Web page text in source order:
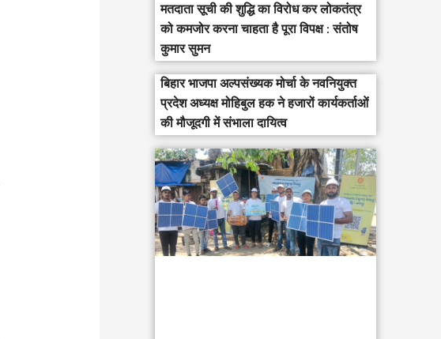
मतदाता सूची की शुद्धि का विरोध कर लोकतंत्र
को कमजोर करना चाहता है पूरा विपक्ष : संतोष
कुमार सुमन
बिहार भाजपा अल्पसंख्यक मोर्चा के नवनियुक्त
प्रदेश अध्यक्ष मोहिबुल हक ने हजारों कार्यकर्ताओं
की मौजूदगी में संभाला दायित्व